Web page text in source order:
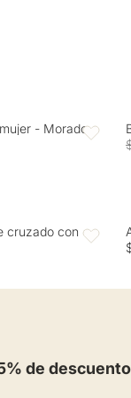
Favoritos
- Morado
Favoritos
cruzado con
de